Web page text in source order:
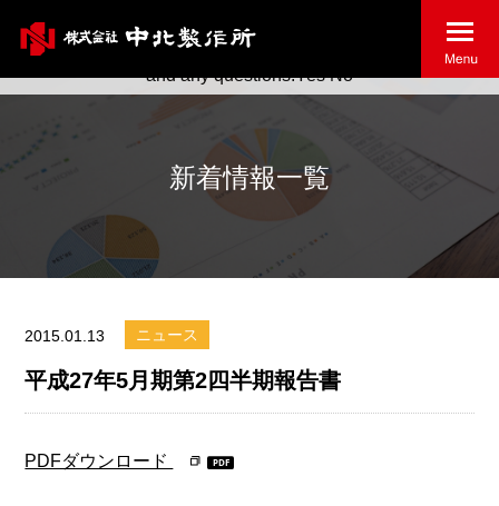
新着情報一覧
2015.01.13 ニュース
平成27年5月期第2四半期報告書
PDFダウンロード
May we use cookies to track your activities? We take your
privacy very seriously. Please see our privacy policy for details
and any questions.Yes No